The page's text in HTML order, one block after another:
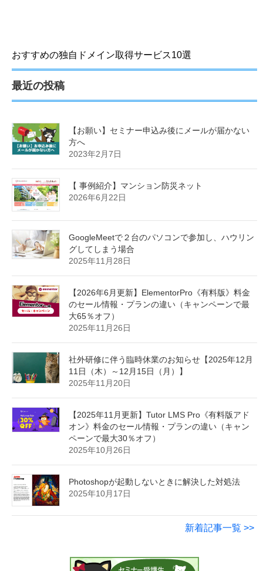
おすすめの独自ドメイン取得サービス10選
最近の投稿
【お願い】セミナー申込み後にメールが届かない
方へ
2023年2月7日
【 事例紹介】マンション防災ネット
2026年6月22日
GoogleMeetで２台のパソコンで参加し、ハウリン
グしてしまう場合
2025年11月28日
【2026年6月更新】ElementorPro《有料版》料金
のセール情報・プランの違い（キャンペーンで最
大65％オフ）
2025年11月26日
社外研修に伴う臨時休業のお知らせ【2025年12月
11日（木）～12月15日（月）】
2025年11月20日
【2025年11月更新】Tutor LMS Pro《有料版アド
オン》料金のセール情報・プランの違い（キャン
ペーンで最大30％オフ）
2025年10月26日
Photoshopが起動しないときに解決した対処法
2025年10月17日
新着記事一覧 >>